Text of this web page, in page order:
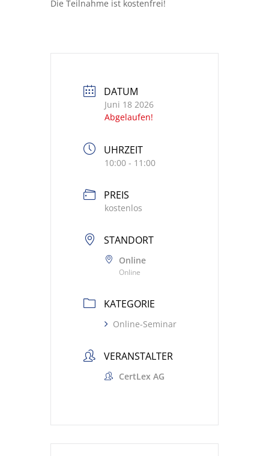
Die Teilnahme ist kostenfrei!
DATUM
Juni 18 2026
Abgelaufen!
UHRZEIT
10:00 - 11:00
PREIS
kostenlos
STANDORT
Online
Online
KATEGORIE
Online-Seminar
VERANSTALTER
CertLex AG